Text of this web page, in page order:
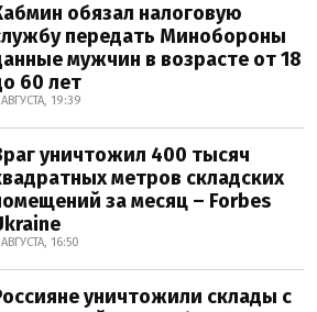
обязал налоговую
передать Минобороны
мужчин в возрасте от 18
60 лет
19:39
уничтожил 400 тысяч
метров складских
за месяц – Forbes
16:50
уничтожили склады с